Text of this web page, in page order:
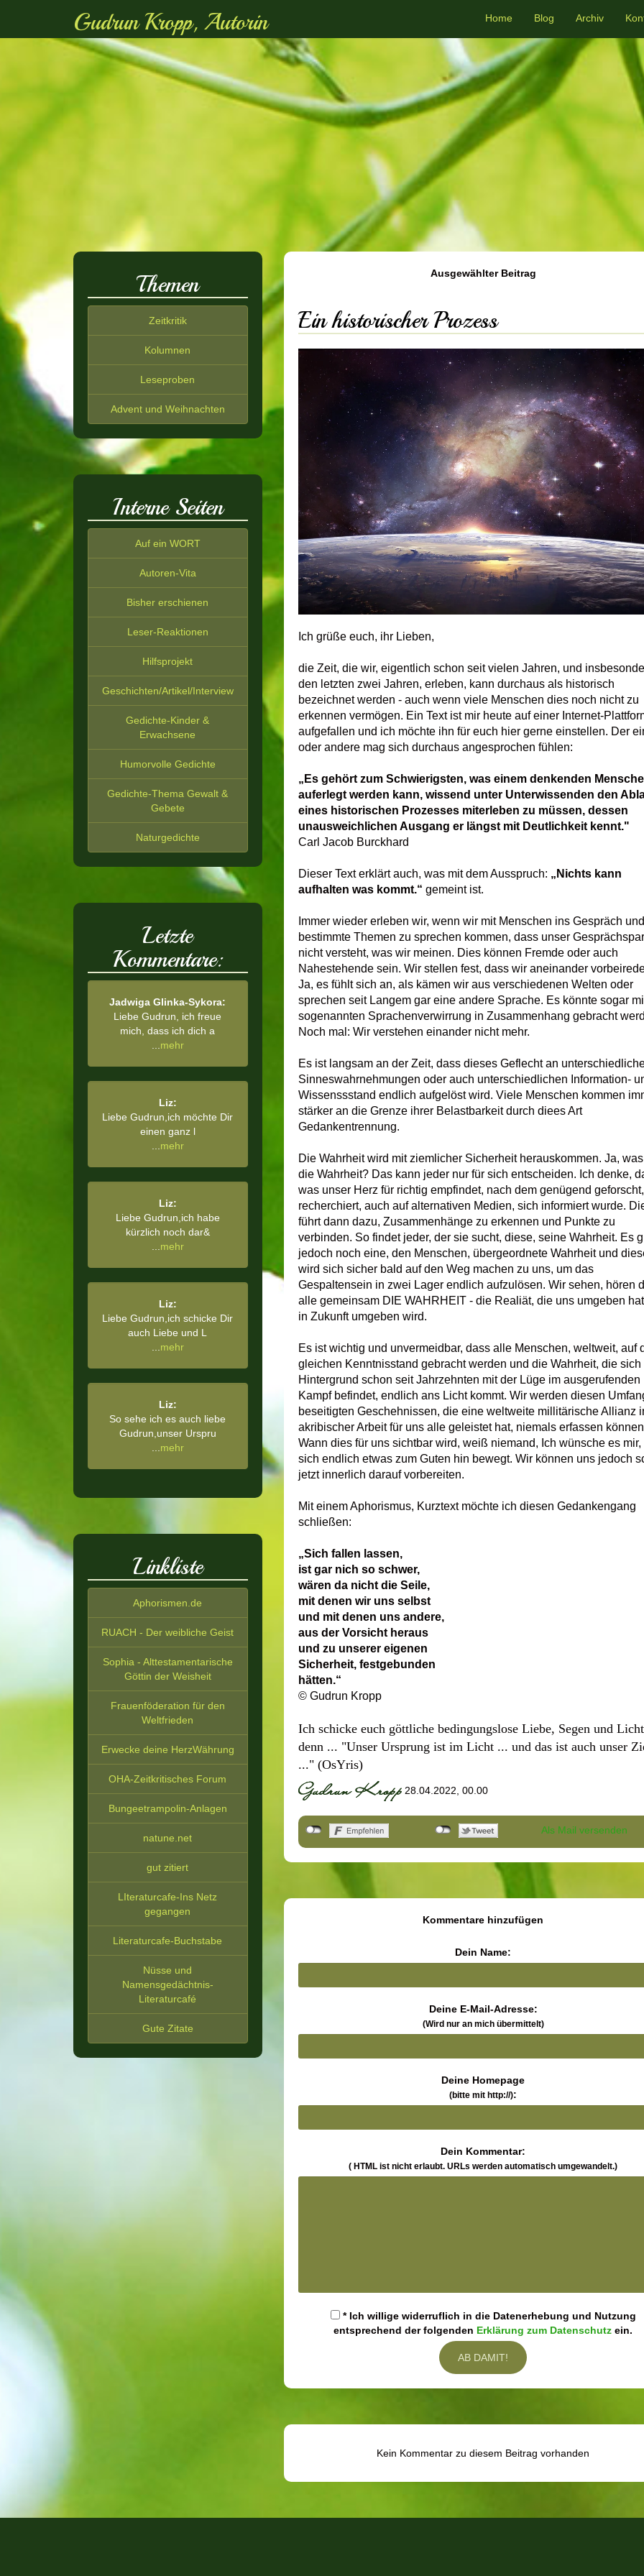
Gudrun Kropp, Autorin Home Blog Archiv
Ausgewählter Beitrag
Ein historischer Prozess
Ich grüße euch, ihr Lieben,
die Zeit, die wir, eigentlich schon seit vielen Jahren, und
den letzten zwei Jahren, erleben, kann durchaus als historisch
bezeichnet werden - auch wenn viele Menschen dies noch nicht zu
erkennen vermögen. Ein Text ist mir heute auf einer Internet-
aufgefallen und ich möchte ihn für euch hier gerne einstellen. Der
oder andere mag sich durchaus angesprochen fühlen:
„Es gehört zum Schwierigsten, was einem denkenden
auferlegt werden kann, wissend unter Unterwissenden den
eines historischen Prozesses miterleben zu müssen, dessen
unausweichlichen Ausgang er längst mit Deutlichkeit kennt."
Carl Jacob Burckhard
Dieser Text erklärt auch, was mit dem Ausspruch: „Nichts kann
aufhalten was kommt.“ gemeint ist.
Immer wieder erleben wir, wenn wir mit Menschen ins Gespräch
bestimmte Themen zu sprechen kommen, dass unser
nicht versteht, was wir meinen. Dies können Fremde oder auch
Nahestehende sein. Wir stellen fest, dass wir aneinander
Ja, es fühlt sich an, als kämen wir aus verschiedenen Welten oder
sprechen seit Langem gar eine andere Sprache. Es könnte sogar
sogenannten Sprachenverwirrung in Zusammenhang gebracht
Noch mal: Wir verstehen einander nicht mehr.
Es ist langsam an der Zeit, dass dieses Geflecht an
Sinneswahrnehmungen oder auch unterschiedlichen Information-
Wissenssstand endlich aufgelöst wird. Viele Menschen kommen
stärker an die Grenze ihrer Belastbarkeit durch diees Art
Gedankentrennung.
Die Wahrheit wird mit ziemlicher Sicherheit herauskommen. Ja,
die Wahrheit? Das kann jeder nur für sich entscheiden. Ich denke,
was unser Herz für richtig empfindet, nach dem genügend geforscht,
recherchiert, auch auf alternativen Medien, sich informiert wurde.
führt dann dazu, Zusammenhänge zu erkennen und Punkte zu
verbinden. So findet jeder, der sie sucht, diese, seine Wahrheit. Es
jedoch noch eine, den Menschen, übergeordnete Wahrheit und
wird sich sicher bald auf den Weg machen zu uns, um das
Gespaltensein in zwei Lager endlich aufzulösen. Wir sehen, hören
alle gemeinsam DIE WAHRHEIT - die Realiät, die uns umgeben
in Zukunft umgeben wird.
Es ist wichtig und unvermeidbar, dass alle Menschen, weltweit, auf
gleichen Kenntnisstand gebracht werden und die Wahrheit, die sich
Hintergrund schon seit Jahrzehnten mit der Lüge im ausgerufenden
Kampf befindet, endlich ans Licht kommt. Wir werden diesen
beseitigten Geschehnissen, die eine weltweite millitärische Allianz
akribischer Arbeit für uns alle geleistet hat, niemals erfassen
Wann dies für uns sichtbar wird, weiß niemand, Ich wünsche es mir,
sich endlich etwas zum Guten hin bewegt. Wir können uns jedoch
jetzt innerlich darauf vorbereiten.
Mit einem Aphorismus, Kurztext möchte ich diesen Gedankengang
schließen:
„Sich fallen lassen,
ist gar nich so schwer,
wären da nicht die Seile,
mit denen wir uns selbst
und mit denen uns andere,
aus der Vorsicht heraus
und zu unserer eigenen
Sicherheit, festgebunden
hätten.“
© Gudrun Kropp
Ich schicke euch göttliche bedingungslose Liebe, Segen und
denn ... "Unser Ursprung ist im Licht ... und das ist auch unser
..." (OsYris)
28.04.2022, 00.00
Als Mail versenden
Kommentare hinzufügen
Dein Name:
Deine E-Mail-Adresse:
(Wird nur an mich übermittelt)
Deine Homepage
(bitte mit http://):
Dein Kommentar:
( HTML ist nicht erlaubt. URLs werden automatisch umgewandelt.)
* Ich willige widerruflich in die Datenerhebung und Nutzung
entsprechend der folgenden Erklärung zum Datenschutz ein.
Kein Kommentar zu diesem Beitrag vorhanden
Themen
Zeitkritik
Kolumnen
Leseproben
Advent und Weihnachten
Interne Seiten
Auf ein WORT
Autoren-Vita
Bisher erschienen
Leser-Reaktionen
Hilfsprojekt
Geschichten/Artikel/Interview
Gedichte-Kinder &
Erwachsene
Humorvolle Gedichte
Gedichte-Thema Gewalt &
Gebete
Naturgedichte
Letzte
Kommentare:
Jadwiga Glinka-Sykora:
Liebe Gudrun, ich freue
mich, dass ich dich a
mehr
Liz:
Liebe Gudrun,ich möchte Dir
einen ganz l
mehr
Liz:
Liebe Gudrun,ich habe
kürzlich noch dar&
mehr
Liz:
Liebe Gudrun,ich schicke Dir
auch Liebe und L
mehr
Liz:
So sehe ich es auch liebe
Gudrun,unser Urspru
mehr
Linkliste
Aphorismen.de
RUACH - Der weibliche Geist
Sophia - Alttestamentarische
Göttin der Weisheit
Frauenföderation für den
Weltfrieden
Erwecke deine HerzWährung
OHA-Zeitkritisches Forum
Bungeetrampolin-Anlagen
natune.net
gut zitiert
LIteraturcafe-Ins Netz
gegangen
Literaturcafe-Buchstabe
Nüsse und
Namensgedächtnis-
Literaturcafé
Gute Zitate